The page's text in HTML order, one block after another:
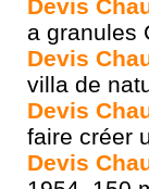
Devis
a granules
Devis
villa de
Devis
faire créer
Devis